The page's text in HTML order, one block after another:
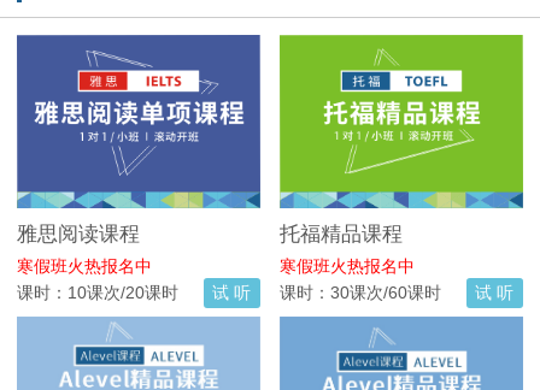
雅思阅读课程
寒假班火热报名中
课时：10课次/20课时
试 听
托福精品课程
寒假班火热报名中
课时：30课次/60课时
试 听